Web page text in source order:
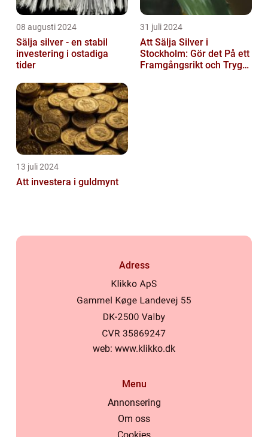
08 augusti 2024
Sälja silver - en stabil
investering i ostadiga
tider
31 juli 2024
Att Sälja Silver i
Stockholm: Gör det På ett
Framgångsrikt och Tryggt
13 juli 2024
Att investera i guldmynt
Adress
web: www.klikko.dk
Menu
Annonsering
Om oss